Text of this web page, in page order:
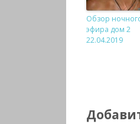
Обзор
эфира дом 2
22.04.2019